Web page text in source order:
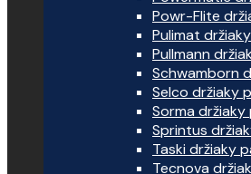
Powr-Flite
Pulimat
Pullmann
Schwamborn
Selco držiaky
Sorma
Sprintus
Taski držiaky
Tecnova